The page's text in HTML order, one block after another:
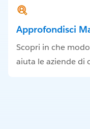
Approfondisci
Scopri in che
aiuta le aziende di